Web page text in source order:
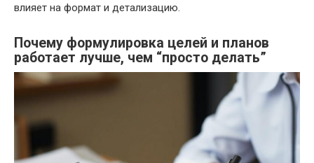
влияет на формат и детализацию.
Почему формулировка целей и планов
работает лучше, чем “просто делать”